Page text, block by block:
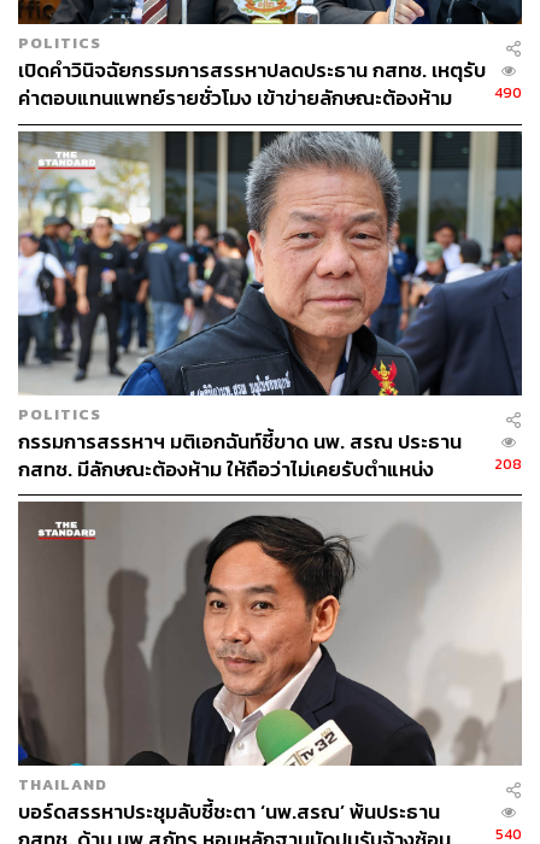
เป้าหมายสำคัญคือ ไม่ใช่แค่ให้ผู้ป่วยรอดชีวิต แต่ต้องใช้ชีวิต
ได้ดีที่สุด
POLITICS
เปิดคำวินิจฉัยกรรมการสรรหาปลดประธาน กสทช. เหตุรับ
ค่าตอบแทนแพทย์รายชั่วโมง เข้าข่ายลักษณะต้องห้าม
490
POLITICS
กรรมการสรรหาฯ มติเอกฉันท์ชี้ขาด นพ. สรณ ประธาน
กสทช. มีลักษณะต้องห้าม ให้ถือว่าไม่เคยรับตำแหน่ง
208
THAILAND
บอร์ดสรรหาประชุมลับชี้ชะตา ‘นพ.สรณ’ พ้นประธาน
540